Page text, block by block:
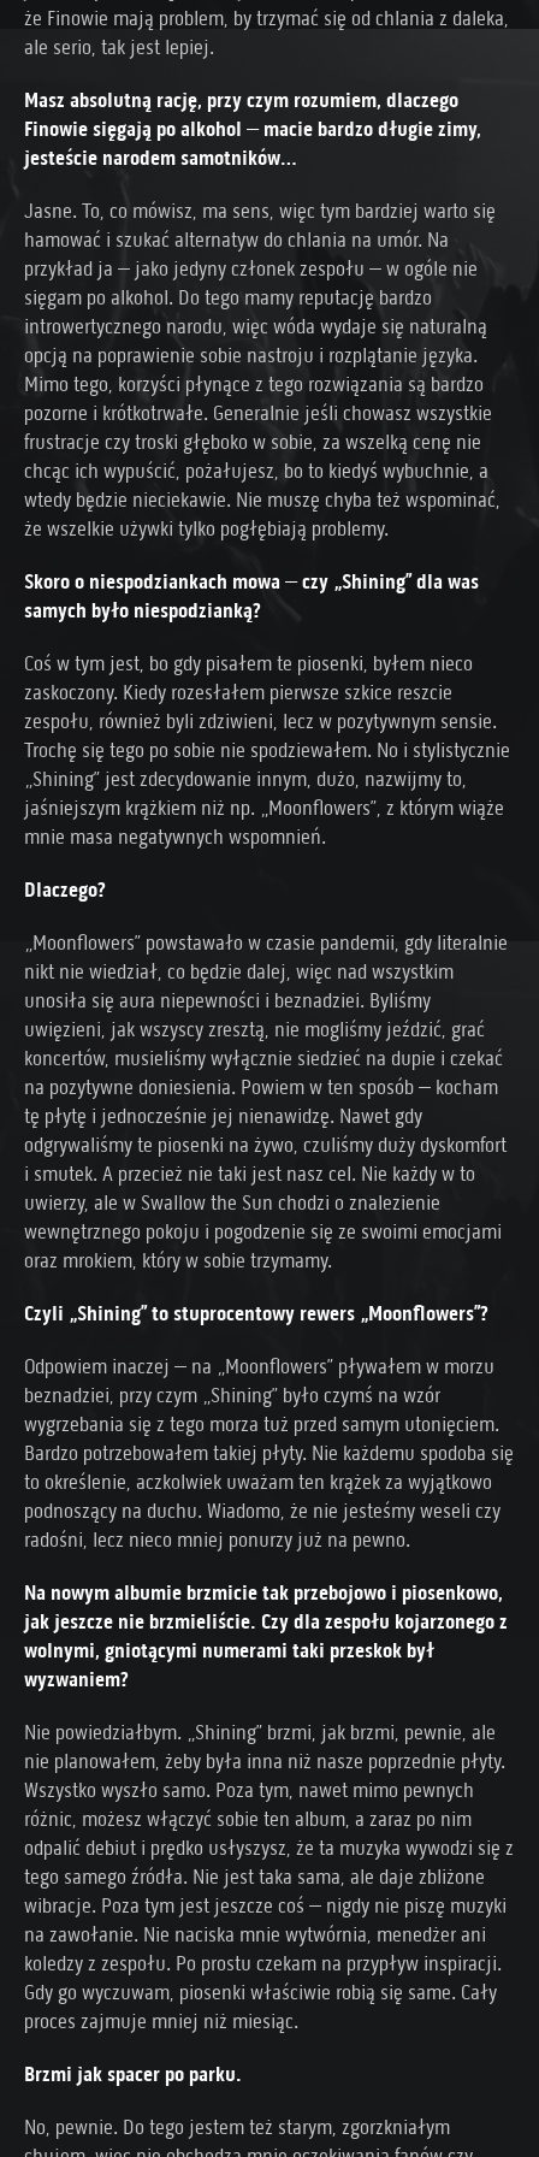
że Finowie mają problem, by trzymać się od chlania z daleka,
ale serio, tak jest lepiej.
Masz absolutną rację, przy czym rozumiem, dlaczego
Finowie sięgają po alkohol – macie bardzo długie zimy,
jesteście narodem samotników…
Jasne. To, co mówisz, ma sens, więc tym bardziej warto się
hamować i szukać alternatyw do chlania na umór. Na
przykład ja – jako jedyny członek zespołu – w ogóle nie
sięgam po alkohol. Do tego mamy reputację bardzo
introwertycznego narodu, więc wóda wydaje się naturalną
opcją na poprawienie sobie nastroju i rozplątanie języka.
Mimo tego, korzyści płynące z tego rozwiązania są bardzo
pozorne i krótkotrwałe. Generalnie jeśli chowasz wszystkie
frustracje czy troski głęboko w sobie, za wszelką cenę nie
chcąc ich wypuścić, pożałujesz, bo to kiedyś wybuchnie, a
wtedy będzie nieciekawie. Nie muszę chyba też wspominać,
że wszelkie używki tylko pogłębiają problemy.
Skoro o niespodziankach mowa – czy „Shining” dla was
samych było niespodzianką?
Coś w tym jest, bo gdy pisałem te piosenki, byłem nieco
zaskoczony. Kiedy rozesłałem pierwsze szkice reszcie
zespołu, również byli zdziwieni, lecz w pozytywnym sensie.
Trochę się tego po sobie nie spodziewałem. No i stylistycznie
„Shining” jest zdecydowanie innym, dużo, nazwijmy to,
jaśniejszym krążkiem niż np. „Moonflowers”, z którym wiąże
mnie masa negatywnych wspomnień.
Dlaczego?
„Moonflowers” powstawało w czasie pandemii, gdy literalnie
nikt nie wiedział, co będzie dalej, więc nad wszystkim
unosiła się aura niepewności i beznadziei. Byliśmy
uwięzieni, jak wszyscy zresztą, nie mogliśmy jeździć, grać
koncertów, musieliśmy wyłącznie siedzieć na dupie i czekać
na pozytywne doniesienia. Powiem w ten sposób – kocham
tę płytę i jednocześnie jej nienawidzę. Nawet gdy
odgrywaliśmy te piosenki na żywo, czuliśmy duży dyskomfort
i smutek. A przecież nie taki jest nasz cel. Nie każdy w to
uwierzy, ale w Swallow the Sun chodzi o znalezienie
wewnętrznego pokoju i pogodzenie się ze swoimi emocjami
oraz mrokiem, który w sobie trzymamy.
Czyli „Shining” to stuprocentowy rewers „Moonflowers”?
Odpowiem inaczej – na „Moonflowers” pływałem w morzu
beznadziei, przy czym „Shining” było czymś na wzór
wygrzebania się z tego morza tuż przed samym utonięciem.
Bardzo potrzebowałem takiej płyty. Nie każdemu spodoba się
to określenie, aczkolwiek uważam ten krążek za wyjątkowo
podnoszący na duchu. Wiadomo, że nie jesteśmy weseli czy
radośni, lecz nieco mniej ponurzy już na pewno.
Na nowym albumie brzmicie tak przebojowo i piosenkowo,
jak jeszcze nie brzmieliście. Czy dla zespołu kojarzonego z
wolnymi, gniotącymi numerami taki przeskok był
wyzwaniem?
Nie powiedziałbym. „Shining” brzmi, jak brzmi, pewnie, ale
nie planowałem, żeby była inna niż nasze poprzednie płyty.
Wszystko wyszło samo. Poza tym, nawet mimo pewnych
różnic, możesz włączyć sobie ten album, a zaraz po nim
odpalić debiut i prędko usłyszysz, że ta muzyka wywodzi się z
tego samego źródła. Nie jest taka sama, ale daje zbliżone
wibracje. Poza tym jest jeszcze coś – nigdy nie piszę muzyki
na zawołanie. Nie naciska mnie wytwórnia, menedżer ani
koledzy z zespołu. Po prostu czekam na przypływ inspiracji.
Gdy go wyczuwam, piosenki właściwie robią się same. Cały
proces zajmuje mniej niż miesiąc.
Brzmi jak spacer po parku.
No, pewnie. Do tego jestem też starym, zgorzkniałym